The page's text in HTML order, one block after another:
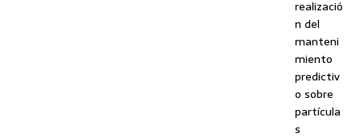
realizació
n del
manteni
miento
predictiv
o sobre
partícula
s